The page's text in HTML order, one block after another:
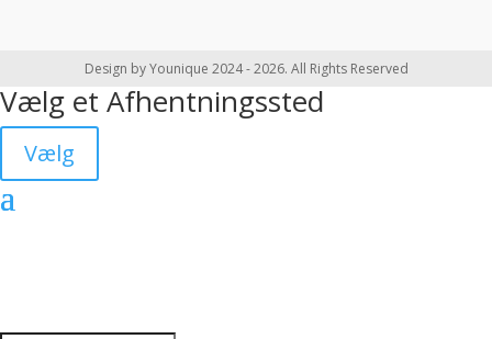
Design by Younique 2024 - 2026. All Rights Reserved
Vælg et Afhentningssted
Vælg